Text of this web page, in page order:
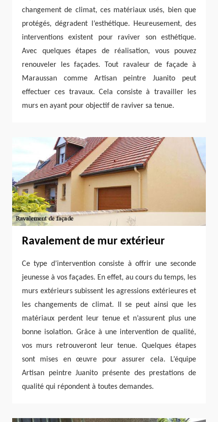
changement de climat, ces matériaux usés, bien que
protégés, dégradent l’esthétique. Heureusement, des
interventions existent pour raviver son esthétique.
Avec quelques étapes de réalisation, vous pouvez
renouveler les façades. Tout ravaleur de façade à
Maraussan comme Artisan peintre Juanito peut
effectuer ces travaux. Cela consiste à travailler les
murs en ayant pour objectif de raviver sa tenue.
Ravalement de mur extérieur
Ce type d’intervention consiste à offrir une seconde
jeunesse à vos façades. En effet, au cours du temps, les
murs extérieurs subissent les agressions extérieures et
les changements de climat. Il se peut ainsi que les
matériaux perdent leur tenue et n’assurent plus une
bonne isolation. Grâce à une intervention de qualité,
vos murs retrouveront leur tenue. Quelques étapes
sont mises en œuvre pour assurer cela. L’équipe
Artisan peintre Juanito présente des prestations de
qualité qui répondent à toutes demandes.